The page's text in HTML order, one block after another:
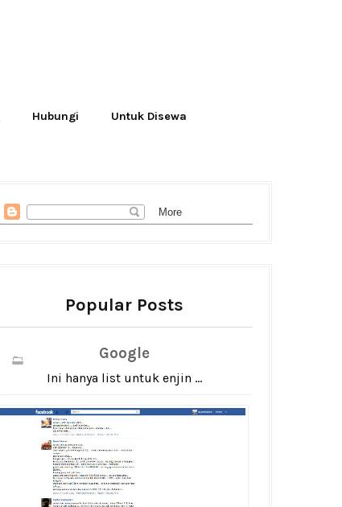
Hubungi Untuk Disewa
Popular Posts
Google
Ini hanya list untuk enjin ...